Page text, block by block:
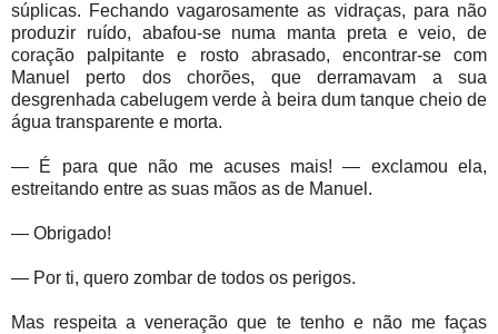
súplicas. Fechando vagarosamente as vidraças, para não
produzir ruído, abafou-se numa manta preta e veio, de
coração palpitante e rosto abrasado, encontrar-se com
Manuel perto dos chorões, que derramavam a sua
desgrenhada cabelugem verde à beira dum tanque cheio de
água transparente e morta.
— É para que não me acuses mais! — exclamou ela,
estreitando entre as suas mãos as de Manuel.
— Obrigado!
— Por ti, quero zombar de todos os perigos.
Mas respeita a veneração que te tenho e não me faças